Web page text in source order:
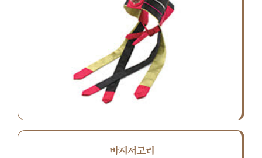
바지저고리